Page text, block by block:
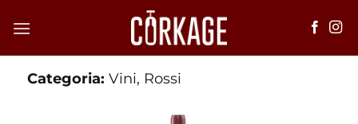
Categoria: Vini, Rossi